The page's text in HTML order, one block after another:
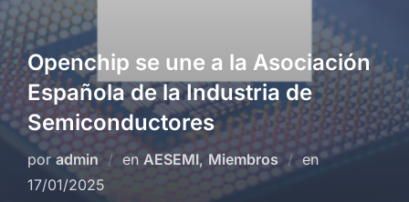
Openchip se une a la Asociación
Española de la Industria de
Semiconductores
poradmin en AESEMI, Miembros
en
17/01/2025